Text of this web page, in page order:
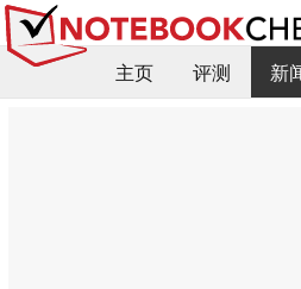
主页 评测
新